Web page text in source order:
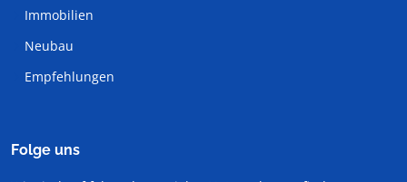
Immobilien
Neubau
Empfehlungen
Folge uns